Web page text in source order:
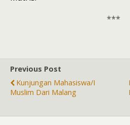
***
Previous Post
Kunjungan Mahasiswa/i
Muslim Dari Malang